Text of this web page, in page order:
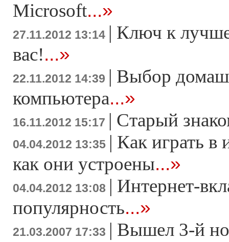
Microsoft...»
27.11.2012 13:14 | Ключ к
вас!...»
22.11.2012 14:39 | Выбор
компьютера...»
16.11.2012 15:17 | Старый
04.04.2012 13:35 | Как играть в
как они устроены...»
04.04.2012 13:08 | Интернет-
популярность...»
21.03.2007 17:33 | Вышел 3-й